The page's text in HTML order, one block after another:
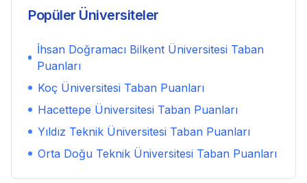
Popüler Üniversiteler
İhsan Doğramacı Bilkent Üniversitesi Taban
Puanları
Koç Üniversitesi Taban Puanları
Hacettepe Üniversitesi Taban Puanları
Yıldız Teknik Üniversitesi Taban Puanları
Orta Doğu Teknik Üniversitesi Taban Puanları